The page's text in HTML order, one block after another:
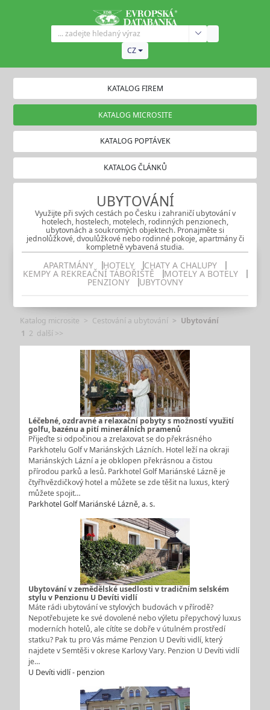
CZ
KATALOG FIREM
KATALOG MICROSITE
KATALOG POPTÁVEK
KATALOG ČLÁNKŮ
UBYTOVÁNÍ
Využijte při svých cestách po Česku i zahraničí ubytování v
hotelech, hostelech, motelech, rodinných penzionech,
ubytovnách a soukromých objektech. Pronajměte si
jednolůžkové, dvoulůžkové nebo rodinné pokoje, apartmány či
kompletně vybavená studia.
APARTMÁNY HOTELY CHATY A CHALUPY
KEMPY A REKREAČNÍ TÁBOŘIŠTĚ MOTELY A BOTELY
PENZIONY UBYTOVNY
Katalog microsite Cestování a ubytování
Ubytování
1 2 další >>
Léčebné, ozdravné a relaxační pobyty s možností využití
golfu, bazénu a pití minerálních pramenů
Přijeďte si odpočinou a zrelaxovat se do překrásného
Parkhotelu Golf v Mariánských Lázních. Hotel leží na okraji
Mariánských Lázní a je obklopen překrásnou a čistou
přírodou parků a lesů. Parkhotel Golf Mariánské Lázně je
čtyřhvězdičkový hotel a můžete se zde těšit na luxus, který
můžete spojit…
Parkhotel Golf Mariánské Lázně, a. s.
Ubytování v zemědělské usedlosti v tradičním selském
stylu v Penzionu U Devíti vidlí
Máte rádi ubytování ve stylových budovách v přírodě?
Nepotřebujete ke své dovolené nebo výletu přepychový luxus
moderních hotelů, ale cítíte se dobře v útulném prostředí
statku? Pak tu pro Vás máme Penzion U Devíti vidlí, který
najdete v Semtěši v okrese Karlovy Vary. Penzion U Devíti vidlí
je…
U Devíti vidlí - penzion